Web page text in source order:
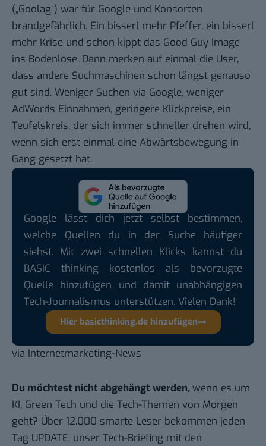
(„Goolag“) war für Google und Konsorten
brandgefährlich. Ein bisserl mehr Pfeffer, ein bisserl
mehr Krise und schon kippt das Good Guy Image
ins Bodenlose. Dann merken auf einmal die User,
dass andere Suchmaschinen schon längst genauso
gut sind. Weniger Suchen via Google, weniger
AdWords Einnahmen, geringere Klickpreise, ein
Teufelskreis, der sich immer schneller drehen wird,
wenn sich erst einmal eine Abwärtsbewegung in
Gang gesetzt hat.
Google lässt dich jetzt selbst bestimmen,
welche Quellen du in der Suche häufiger
siehst. Mit zwei schnellen Klicks kannst du
BASIC thinking kostenlos als bevorzugte
Quelle hinzufügen und damit unabhängigen
Tech-Journalismus unterstützen. Vielen Dank!
Hier basicthinking.de hinzufügen
via Internetmarketing-News
Du möchtest nicht abgehängt werden, wenn es um
KI, Green Tech und die Tech-Themen von Morgen
geht? Über 12.000 smarte Leser bekommen jeden
Tag UPDATE, unser Tech-Briefing mit den